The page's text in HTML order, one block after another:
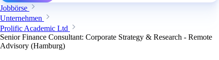
Jobbörse
Unternehmen
Prolific Academic Ltd
Senior Finance Consultant: Corporate Strategy & Research - Remote
Advisory (Hamburg)